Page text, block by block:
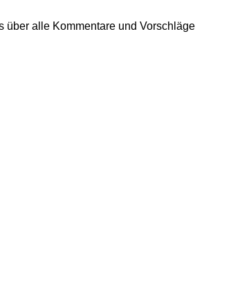
über alle Kommentare und Vorschläge